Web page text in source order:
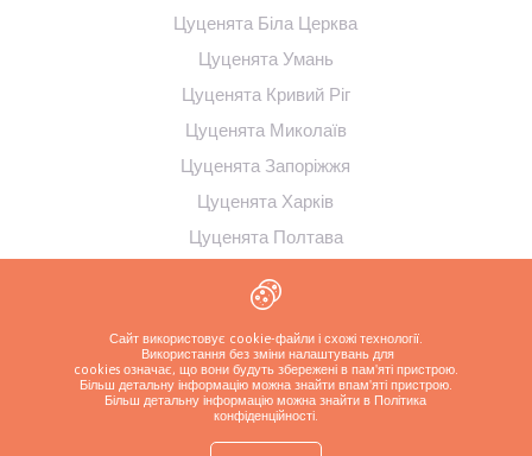
Цуценята Біла Церква
Цуценята Умань
Цуценята Кривий Ріг
Цуценята Миколаїв
Цуценята Запоріжжя
Цуценята Харків
Цуценята Полтава
Цуценята Кременчук
Сайт використовує cookie-файли і схожі технології.
Використання без зміни налаштувань для
cookies означає, що вони будуть збережені в пам'яті пристрою.
Більш детальну інформацію можна знайти впам'яті пристрою.
Більш детальну інформацію можна знайти в Політика
конфіденційності.